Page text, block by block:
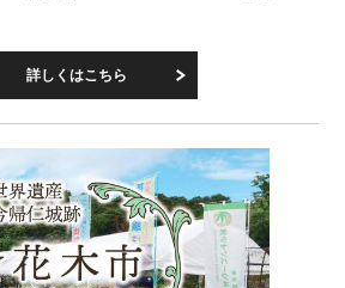
詳しくはこちら